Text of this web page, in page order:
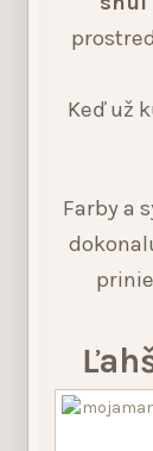
Keď už
Farby a